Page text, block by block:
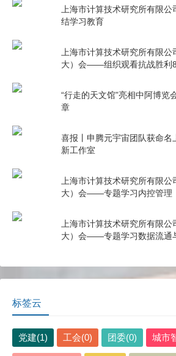
上海市计算技术研究所有限
结学习教育
上海市计算技术研究所有限
大）会——组织观看抗战胜利
“行走的天文馆”亮相中阿博览
章
喜报丨申腾元宇宙团队获命名
新工作室
上海市计算技术研究所有限
大）会——专题学习内控管理
上海市计算技术研究所有限
大）会——专题学习数据流通
标签云
党建(1) 工会(0) 团委(0) 城市